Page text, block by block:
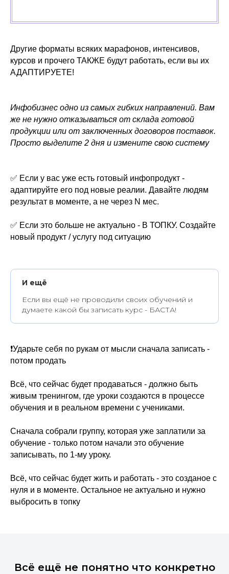
Другие форматы всяких марафонов, интенсивов,
курсов и прочего ТАКЖЕ будут работать, если вы их
АДАПТИРУЕТЕ!
Инфобизнес одно из самых гибких направлений. Вам
же не нужно отказываться от склада готовой
продукции или от заключенных договоров поставок.
Просто выделите 2 дня и измените свою систему
✅ Если у вас уже есть готовый инфопродукт -
адаптируйте его под новые реалии. Давайте людям
результат в моменте, а не через N мес.
✅ Если это больше не актуально - В ТОПКУ. Создайте
новый продукт / услугу под ситуацию
И ещё
Если вы ещё не проводили своих обучений и
думаете какой бы записать курс - БАСТА!
❗Ударьте себя по рукам от мысли сначала записать -
потом продать
Всё, что сейчас будет продаваться - должно быть
живым тренингом, где уроки создаются в процессе
обучения и в реальном времени с учениками.
Сначала собрали группу, которая уже заплатили за
обучение - только потом начали это обучение
записывать, по 1-му уроку.
Всё, что сейчас будет жить и работать - это созданое с
нуля и в моменте. Остальное не актуально и нужно
выбросить в топку
Всё ещё не понятно что конкретно